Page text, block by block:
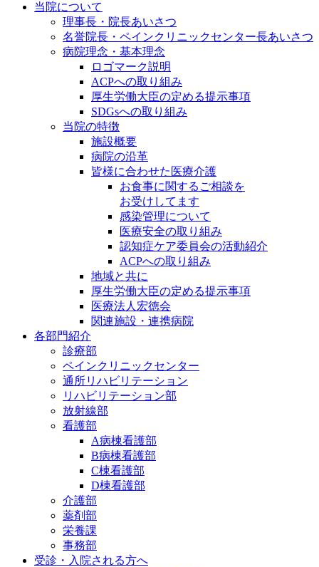
当院について
理事長・院長あいさつ
名誉院長・ペインクリニックセンター長あいさつ
病院理念・基本理念
ロゴマーク説明
ACPへの取り組み
厚生労働大臣の定める提示事項
SDGsへの取り組み
当院の特徴
施設概要
病院の沿革
皆様に合わせた医療介護
お食事に関するご相談を
お受けしてます
感染管理について
医療安全の取り組み
認知症ケア委員会の活動紹介
ACPへの取り組み
地域と共に
厚生労働大臣の定める提示事項
医療法⼈宏徳会
関連施設・連携病院
各部門紹介
診療部
ペインクリニックセンター
通所リハビリテーション
リハビリテーション部
放射線部
看護部
A病棟看護部
B病棟看護部
C棟看護部
D棟看護部
介護部
薬剤部
栄養課
事務部
受診・入院される方へ